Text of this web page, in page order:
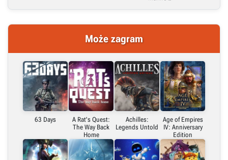
Może zagram
63 Days
A Rat's Quest:
The Way Back
Home
Achilles:
Legends Untold
Age of Empires
IV: Anniversary
Edition